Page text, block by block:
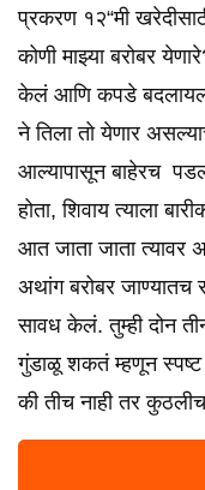
प्रकरण १२“मी
कोणी माझ्या बरोबर
केलं आणि कपडे
ने तिला तो येणार
आल्यापासून बाहेरच
होता, शिवाय त्याला
आत जाता जाता त्यावर
अथांग बरोबर जाण्यातच
सावध केलं. तुम्ही दोन
गुंडाळू शकतं म्हणून स्पष्ट
की तीच नाही तर कुठलीच